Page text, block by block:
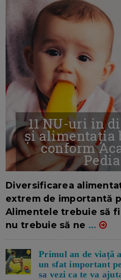
11 NU-uri in
și alimentația
conform
Diversificarea
extrem de importantă
Alimentele trebuie să
nu trebuie să ne ...
Primul an de viață
un sfat important
sa vezi ca te va